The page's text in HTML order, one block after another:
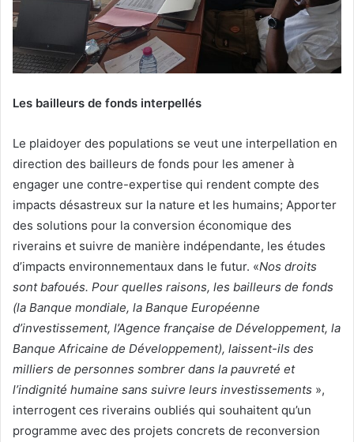
Les bailleurs de fonds interpellés
Le plaidoyer des populations se veut une interpellation en
direction des bailleurs de fonds pour les amener à
engager une contre-expertise qui rendent compte des
impacts désastreux sur la nature et les humains; Apporter
des solutions pour la conversion économique des
riverains et suivre de manière indépendante, les études
d’impacts environnementaux dans le futur. «Nos droits
sont bafoués. Pour quelles raisons, les bailleurs de fonds
(la Banque mondiale, la Banque Européenne
d’investissement, l’Agence française de Développement, la
Banque Africaine de Développement), laissent-ils des
milliers de personnes sombrer dans la pauvreté et
l’indignité humaine sans suivre leurs investissements »,
interrogent ces riverains oubliés qui souhaitent qu’un
programme avec des projets concrets de reconversion